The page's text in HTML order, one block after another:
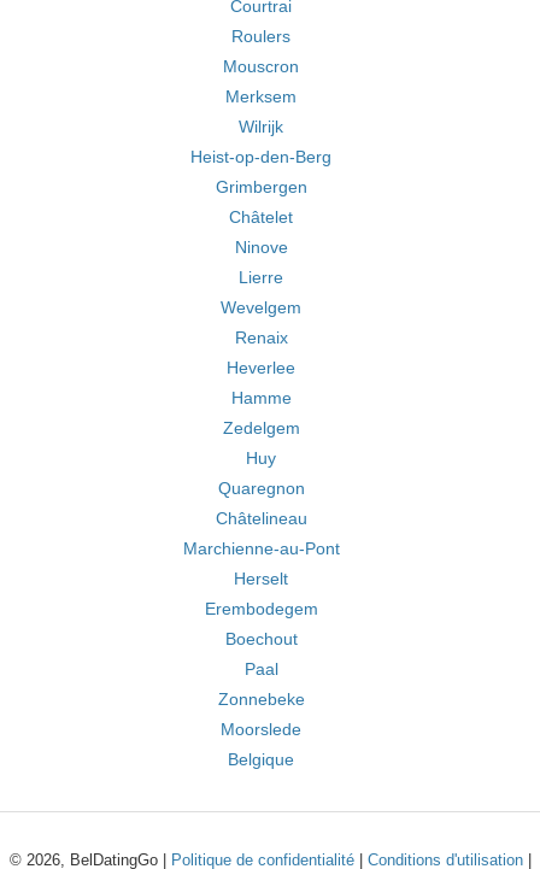
Courtrai
Roulers
Mouscron
Merksem
Wilrijk
Heist-op-den-Berg
Grimbergen
Châtelet
Ninove
Lierre
Wevelgem
Renaix
Heverlee
Hamme
Zedelgem
Huy
Quaregnon
Châtelineau
Marchienne-au-Pont
Herselt
Erembodegem
Boechout
Paal
Zonnebeke
Moorslede
Belgique
© 2026, BelDatingGo | Politique de confidentialité| Conditions d'utilisation|